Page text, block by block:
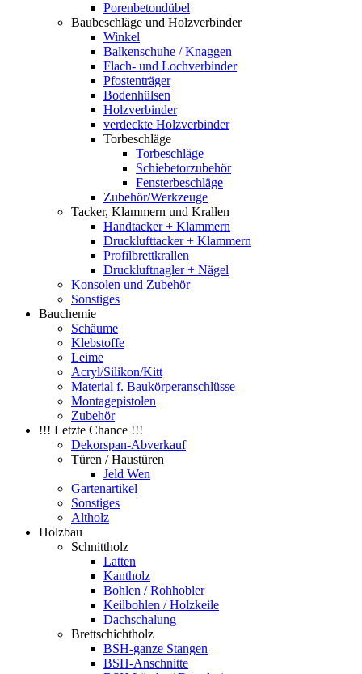
Porenbetondübel
Baubeschläge und Holzverbinder
Winkel
Balkenschuhe / Knaggen
Flach- und Lochverbinder
Pfostenträger
Bodenhülsen
Holzverbinder
verdeckte Holzverbinder
Torbeschläge
Torbeschläge
Schiebetorzubehör
Fensterbeschläge
Zubehör/Werkzeuge
Tacker, Klammern und Krallen
Handtacker + Klammern
Drucklufttacker + Klammern
Profilbrettkrallen
Druckluftnagler + Nägel
Konsolen und Zubehör
Sonstiges
Bauchemie
Schäume
Klebstoffe
Leime
Acryl/Silikon/Kitt
Material f. Baukörperanschlüsse
Montagepistolen
Zubehör
!!! Letzte Chance !!!
Dekorspan-Abverkauf
Türen / Haustüren
Jeld Wen
Gartenartikel
Sonstiges
Altholz
Holzbau
Schnittholz
Latten
Kantholz
Bohlen / Rohhobler
Keilbohlen / Holzkeile
Dachschalung
Brettschichtholz
BSH-ganze Stangen
BSH-Anschnitte